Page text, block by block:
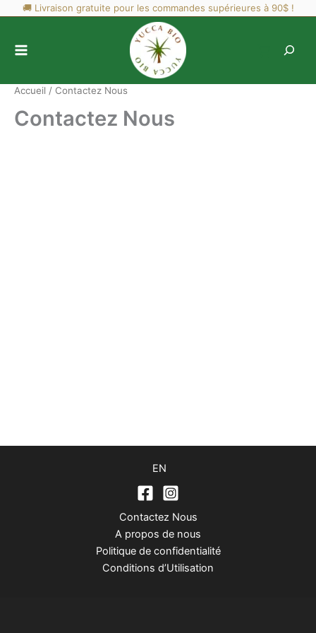
contenu
🚚 Livraison gratuite pour les commandes supérieures à 90$ !
Accueil Contactez Nous
Contactez Nous
EN
Contactez Nous
A propos de nous
Politique de confidentialité
Conditions d’Utilisation